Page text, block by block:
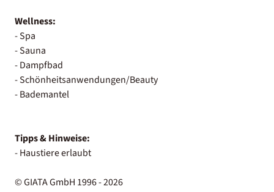
Wellness:
- Spa
- Sauna
- Dampfbad
- Schönheitsanwendungen/Beauty
- Bademantel
Tipps & Hinweise:
- Haustiere erlaubt
© GIATA GmbH 1996 - 2026